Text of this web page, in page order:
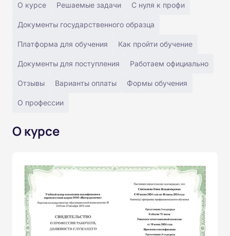
О курсе Решаемые задачи С нуля к профи
Документы государственного образца
Платформа для обучения Как пройти обучение
Документы для поступления Работаем официально
Отзывы Варианты оплаты Формы обучения
О профессии
О курсе